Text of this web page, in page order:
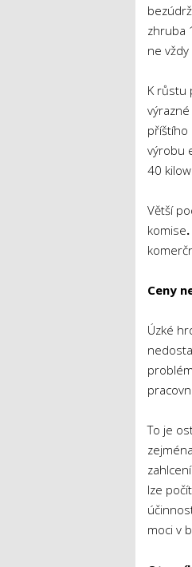
zhruba
ne
K růstu
příštího
výrobu
40
Větší
komise.
Ceny
Úzké
To je
lze
moci v